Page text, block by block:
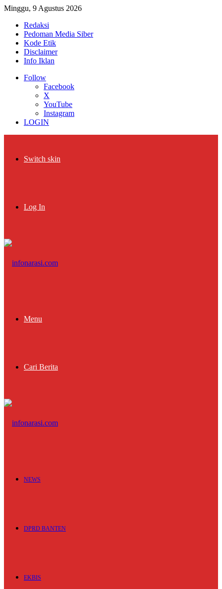
Minggu, 9 Agustus 2026
Redaksi
Pedoman Media Siber
Kode Etik
Disclaimer
Info Iklan
Follow
Facebook
X
YouTube
Instagram
LOGIN
Switch skin
Log In
Menu
Cari Berita
NEWS
DPRD BANTEN
EKBIS